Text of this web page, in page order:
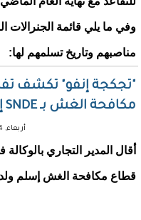
مناصبهم وتاريخ تسلمهم لها:
"تجكجة إنفو" تكشف
مكافحة الغش بـ SNDE إسلم ولد بكرن
أربعاء, 20/03/2024 - 14:55
قطاع مكافحة الغش إسلم